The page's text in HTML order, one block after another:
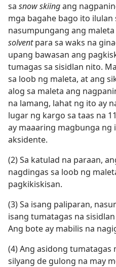
sa snow skiingang
mga bagahe bago ito
nasumpungang ang
solventpara sa waks na
upang bawasan ang
tumagas sa sisidlan nito.
sa loob ng maleta, at ang
alog sa maleta ang
na lamang, lahat ng ito ay
lugar ng kargo sa taas na
ay maaaring magbunga ng
aksidente.
(2) Sa katulad na paraan,
nagdingas sa loob ng
pagkikiskisan.
(3) Sa isang paliparan,
isang tumatagas na
Ang bote ay mabilis na
(4) Ang asidong tumatagas
silyang de gulong na may